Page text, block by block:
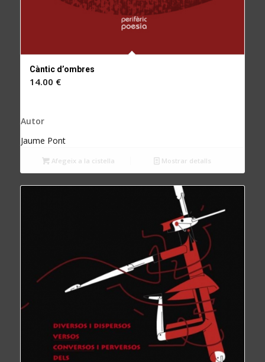
Càntic d’ombres
14.00 €
Autor
Jaume Pont
Afegeix a la cistella Mostrar detalls